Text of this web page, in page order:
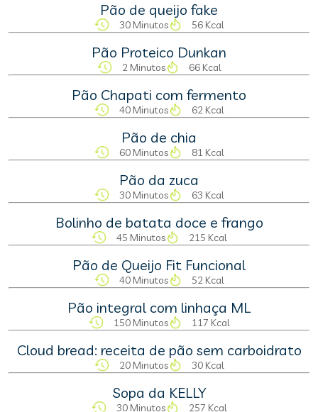
Pão de queijo fake
30 Minutos 56 Kcal
Pão Proteico Dunkan
2 Minutos 66 Kcal
Pão Chapati com fermento
40 Minutos 62 Kcal
Pão de chia
60 Minutos 81 Kcal
Pão da zuca
30 Minutos 63 Kcal
Bolinho de batata doce e frango
45 Minutos 215 Kcal
Pão de Queijo Fit Funcional
40 Minutos 52 Kcal
Pão integral com linhaça ML
150 Minutos 117 Kcal
Cloud bread: receita de pão sem carboidrato
20 Minutos 30 Kcal
Sopa da KELLY
30 Minutos 257 Kcal